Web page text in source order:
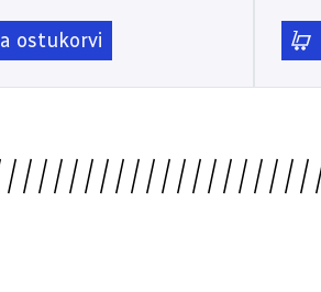
valge valgusena.
vaheldumisi
kui ka eraldi ainult
ostukorvi